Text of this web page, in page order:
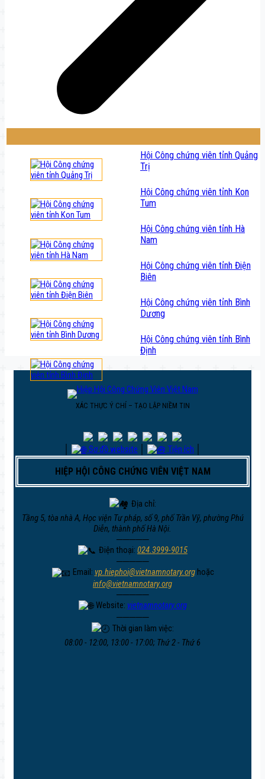
Hội Công chứng viên tỉnh Quảng
Trị
Hội Công chứng viên tỉnh Kon
Tum
Hội Công chứng viên tỉnh Hà
Nam
Hội Công chứng viên tỉnh Điện
Biên
Hội Công chứng viên tỉnh Bình
Dương
Hội Công chứng viên tỉnh Bình
Định
XÁC THỰC Ý CHÍ – TẠO LẬP NIỀM TIN
Sơ đồ website Tiện ích
HIỆP HỘI CÔNG CHỨNG VIÊN VIỆT NAM
Địa chỉ:
Tầng 5, tòa nhà A, Học viện Tư pháp, số 9, phố Trần Vỹ, phường Phú
Diễn, thành phố Hà Nội.
─────
Điện thoại:024.3999-9015
─────
Email: vp.hiephoi@vietnamnotary.orghoặc
info@vietnamnotary.org
─────
Website: vietnamnotary.org
─────
Thời gian làm việc:
08:00 - 12:00, 13:00 - 17:00; Thứ 2 - Thứ 6